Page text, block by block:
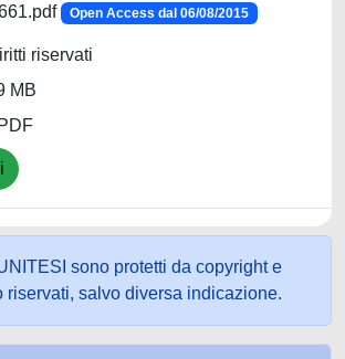
Open Access dal 06/08/2015
riservati
MB
sono protetti da copyright e
riservati, salvo diversa indicazione.